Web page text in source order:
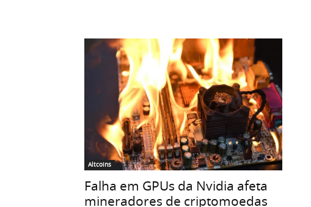
Altcoins
Falha em GPUs da Nvidia afeta
mineradores de criptomoedas